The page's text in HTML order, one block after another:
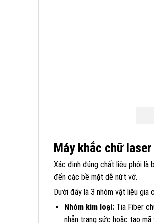
Máy khắc chữ
Xác định đúng chất liệu phôi
đến các bề mặt dễ nứt vỡ.
Dưới đây là 3 nhóm vật liệu gia
Nhóm kim loại:Tia Fiber
nhẫn trang sức hoặc tạo